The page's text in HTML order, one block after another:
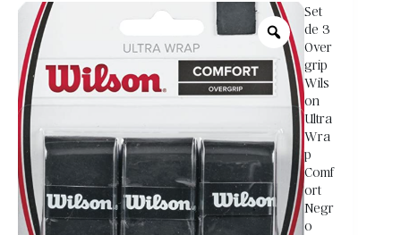
Set
de 3
Over
grip
Wils
on
Ultra
Wra
p
Comf
ort
Negr
o